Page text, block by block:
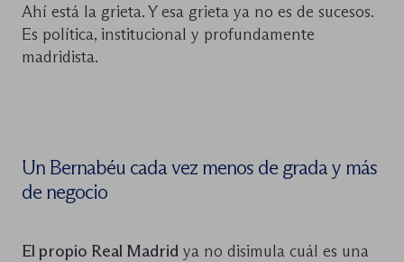
Ahí está la grieta. Y esa grieta ya no es de sucesos.
Es política, institucional y profundamente
madridista.
Un Bernabéu cada vez menos de grada y más
de negocio
El propio Real Madrid ya no disimula cuál es una